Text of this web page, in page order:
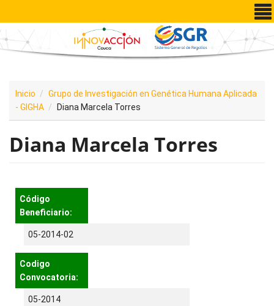
Pasar al contenido principal
Inicio
Grupo de Investigación en Genética Humana Aplicada
- GIGHA
Diana Marcela Torres
Diana Marcela Torres
Código
Beneficiario:
05-2014-02
Codigo
Convocatoria:
05-2014